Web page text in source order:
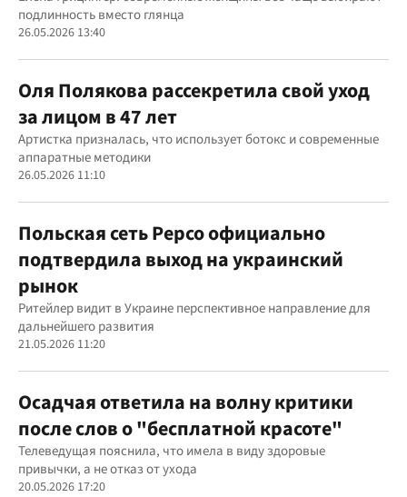
подлинность вместо глянца
26.05.2026 13:40
Оля Полякова рассекретила свой уход
за лицом в 47 лет
Артистка призналась, что использует ботокс и современные
аппаратные методики
26.05.2026 11:10
Польская сеть Pepco официально
подтвердила выход на украинский
рынок
Ритейлер видит в Украине перспективное направление для
дальнейшего развития
21.05.2026 11:20
Осадчая ответила на волну критики
после слов о "бесплатной красоте"
Телеведущая пояснила, что имела в виду здоровые
привычки, а не отказ от ухода
20.05.2026 17:20